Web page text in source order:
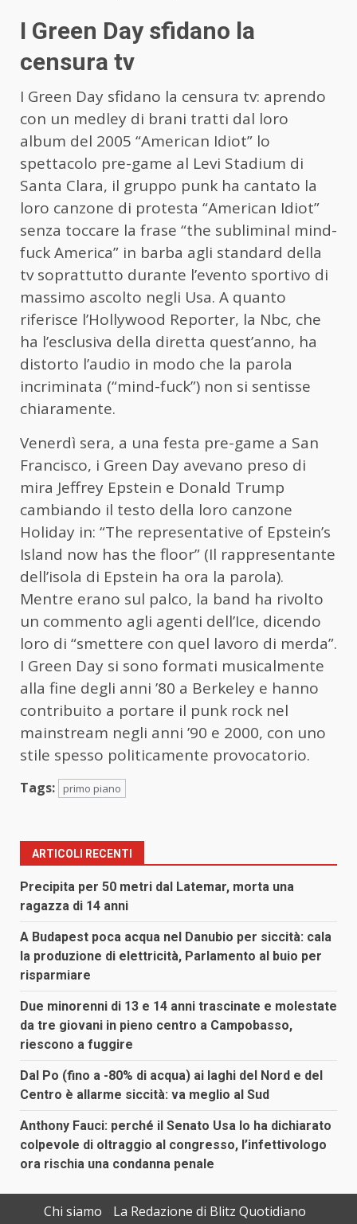
I Green Day sfidano la
censura tv
I Green Day sfidano la censura tv: aprendo
con un medley di brani tratti dal loro
album del 2005 “American Idiot” lo
spettacolo pre-game al Levi Stadium di
Santa Clara, il gruppo punk ha cantato la
loro canzone di protesta “American Idiot”
senza toccare la frase “the subliminal mind-
fuck America” in barba agli standard della
tv soprattutto durante l’evento sportivo di
massimo ascolto negli Usa. A quanto
riferisce l’Hollywood Reporter, la Nbc, che
ha l’esclusiva della diretta quest’anno, ha
distorto l’audio in modo che la parola
incriminata (“mind-fuck”) non si sentisse
chiaramente.
Venerdì sera, a una festa pre-game a San
Francisco, i Green Day avevano preso di
mira Jeffrey Epstein e Donald Trump
cambiando il testo della loro canzone
Holiday in: “The representative of Epstein’s
Island now has the floor” (Il rappresentante
dell’isola di Epstein ha ora la parola).
Mentre erano sul palco, la band ha rivolto
un commento agli agenti dell’Ice, dicendo
loro di “smettere con quel lavoro di merda”.
I Green Day si sono formati musicalmente
alla fine degli anni ’80 a Berkeley e hanno
contribuito a portare il punk rock nel
mainstream negli anni ’90 e 2000, con uno
stile spesso politicamente provocatorio.
Tags: primo piano
ARTICOLI RECENTI
Precipita per 50 metri dal Latemar, morta una
ragazza di 14 anni
A Budapest poca acqua nel Danubio per siccità: cala
la produzione di elettricità, Parlamento al buio per
risparmiare
Due minorenni di 13 e 14 anni trascinate e molestate
da tre giovani in pieno centro a Campobasso,
riescono a fuggire
Dal Po (fino a -80% di acqua) ai laghi del Nord e del
Centro è allarme siccità: va meglio al Sud
Anthony Fauci: perché il Senato Usa lo ha dichiarato
colpevole di oltraggio al congresso, l’infettivologo
ora rischia una condanna penale
Chi siamo
La Redazione di Blitz Quotidiano